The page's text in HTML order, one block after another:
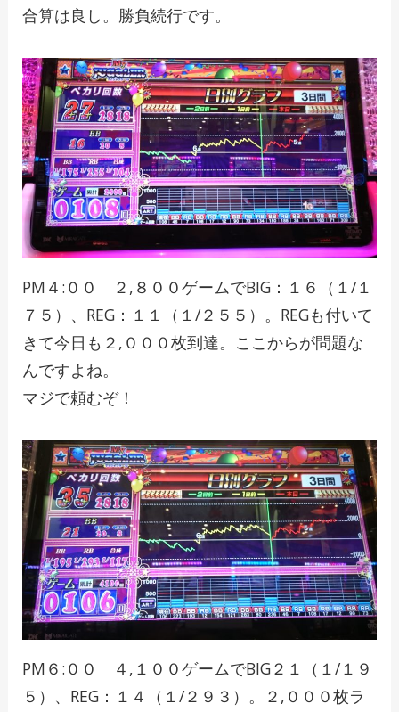
合算は良し。勝負続行です。
PM４:００ ２,８００ゲームでBIG：１６（１/１
７５）、REG：１１（１/２５５）。REGも付いて
きて今日も２,０００枚到達。ここからが問題な
んですよね。
マジで頼むぞ！
PM６:００ ４,１００ゲームでBIG２１（１/１９
５）、REG：１４（１/２９３）。２,０００枚ラ